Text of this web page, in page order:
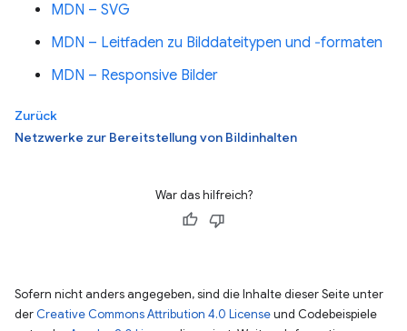
MDN – SVG
MDN – Leitfaden zu Bilddateitypen und ‐formaten
MDN – Responsive Bilder
Zurück
Netzwerke zur Bereitstellung von Bildinhalten
War das hilfreich?
Sofern nicht anders angegeben, sind die Inhalte dieser Seite unter
der Creative Commons Attribution 4.0 Licenseund Codebeispiele